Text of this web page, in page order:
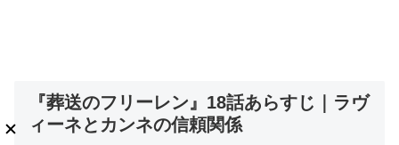
『葬送のフリーレン』18話あらすじ｜ラヴ
ィーネとカンネの信頼関係